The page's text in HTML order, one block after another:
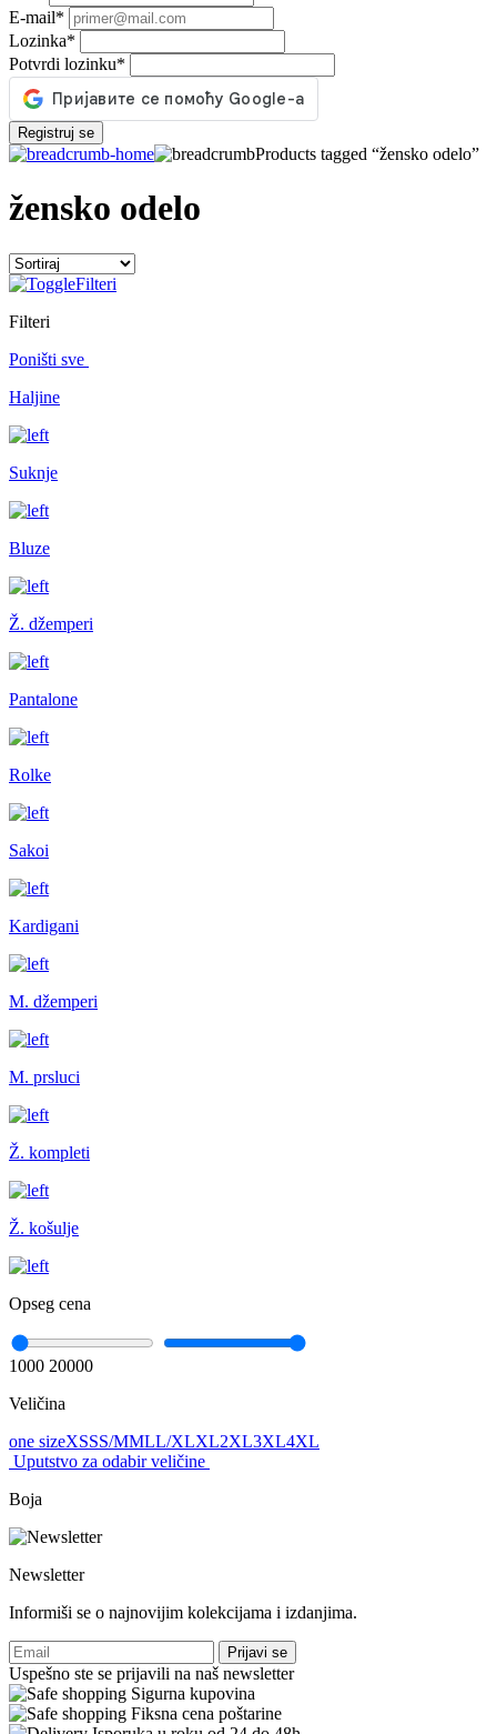
E-mail*
Lozinka*
Potvrdi lozinku*
Registruj se
Products tagged “žensko odelo”
žensko odelo
Filteri
Filteri
Poništi sve
Haljine
Suknje
Bluze
Ž. džemperi
Pantalone
Rolke
Sakoi
Kardigani
M. džemperi
M. prsluci
Ž. kompleti
Ž. košulje
Opseg cena
1000 20000
Veličina
one sizeXSSS/MMLL/XLXL2XL3XL4XL
Uputstvo za odabir veličine
Boja
Newsletter
Informiši se o najnovijim kolekcijama i izdanjima.
Prijavi se
Uspešno ste se prijavili na naš newsletter
Sigurna kupovina
Fiksna cena poštarine